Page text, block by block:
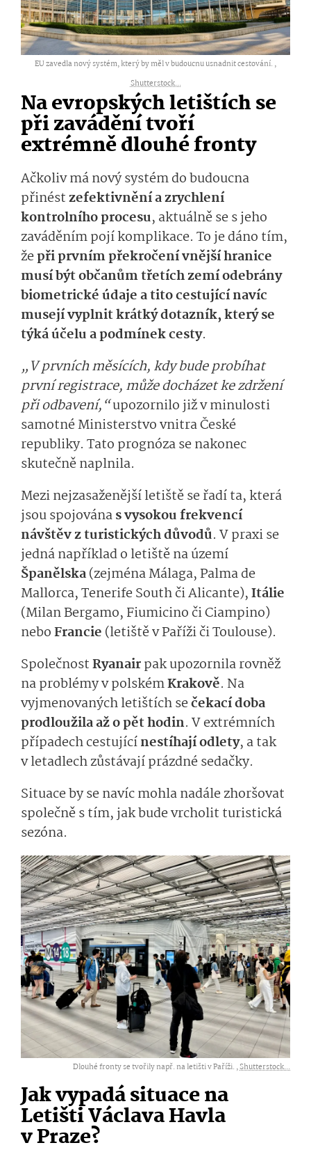
EU zavedla nový systém, který by měl v budoucnu usnadnit cestování. ,
Shutterstock...
Na evropských letištích se
při zavádění tvoří
extrémně dlouhé fronty
Ačkoliv má nový systém do budoucna
přinéstzefektivnění a zrychlení
kontrolního procesu, aktuálně se s jeho
zaváděním pojí komplikace. To je dáno tím,
žepři prvním překročení vnější hranice
musí být občanům třetích zemí odebrány
biometrické údaje a tito cestující navíc
musejí vyplnit krátký dotazník, který se
týká účelu a podmínek cesty.
„V prvních měsících, kdy bude probíhat
první registrace, může docházet ke zdržení
při odbavení,“upozornilo již v minulosti
samotné Ministerstvo vnitra České
republiky. Tato prognóza se nakonec
skutečně naplnila.
Mezi nejzasaženější letiště se řadí ta, která
jsou spojovánas vysokou frekvencí
návštěv z turistických důvodů. V praxi se
jedná například o letiště na území
Španělska(zejména Málaga, Palma de
Mallorca, Tenerife South či Alicante),Itálie
(Milan Bergamo, Fiumicino či Ciampino)
neboFrancie (letiště v Paříži či Toulouse).
SpolečnostRyanairpak upozornila rovněž
na problémy v polskémKrakově. Na
vyjmenovaných letištích sečekací doba
prodloužila až o pět hodin. V extrémních
případech cestujícínestíhají odlety, a tak
v letadlech zůstávají prázdné sedačky.
Situace by se navíc mohla nadále zhoršovat
společně s tím, jak bude vrcholit turistická
sezóna.
Dlouhé fronty se tvořily např. na letišti v Paříži. ,Shutterstock...
Jak vypadá situace na
Letišti Václava Havla
v Praze?